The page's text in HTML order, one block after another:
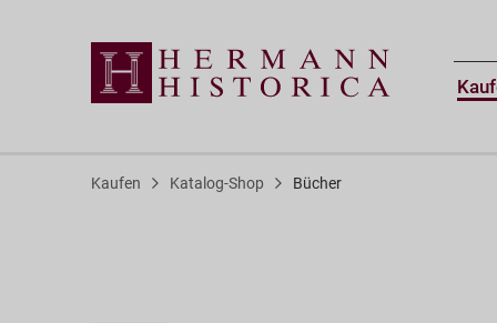
Kaufen Katalog-Shop Bücher